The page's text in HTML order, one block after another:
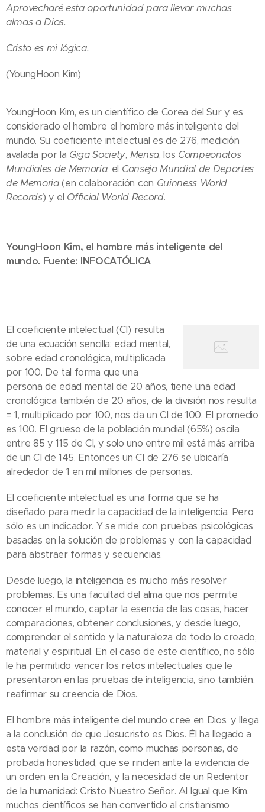
Aprovecharé esta oportunidad para llevar muchas
almas a Dios.
Cristo es mi lógica.
(YoungHoon Kim)
YoungHoon Kim, es un científico de Corea del Sur y es
considerado el hombre el hombre más inteligente del
mundo. Su coeficiente intelectual es de 276, medición
avalada por la Giga Society, Mensa, los Campeonatos
Mundiales de Memoria, el Consejo Mundial de Deportes
de Memoria(en colaboración con Guinness World
Records) y el Official World Record.
YoungHoon Kim, el hombre más inteligente del
mundo. Fuente: INFOCATÓLICA
El coeficiente intelectual (CI) resulta
de una ecuación sencilla: edad mental,
sobre edad cronológica, multiplicada
por 100. De tal forma que una
persona de edad mental de 20 años, tiene una edad
cronológica también de 20 años, de la división nos resulta
= 1, multiplicado por 100, nos da un CI de 100. El promedio
es 100. El grueso de la población mundial (65%) oscila
entre 85 y 115 de CI, y solo uno entre mil está más arriba
de un CI de 145. Entonces un CI de 276 se ubicaría
alrededor de 1 en mil millones de personas.
El coeficiente intelectual es una forma que se ha
diseñado para medir la capacidad de la inteligencia. Pero
sólo es un indicador. Y se mide con pruebas psicológicas
basadas en la solución de problemas y con la capacidad
para abstraer formas y secuencias.
Desde luego, la inteligencia es mucho más resolver
problemas. Es una facultad del alma que nos permite
conocer el mundo, captar la esencia de las cosas, hacer
comparaciones, obtener conclusiones, y desde luego,
comprender el sentido y la naturaleza de todo lo creado,
material y espiritual. En el caso de este científico, no sólo
le ha permitido vencer los retos intelectuales que le
presentaron en las pruebas de inteligencia, sino también,
reafirmar su creencia de Dios.
El hombre más inteligente del mundo cree en Dios, y llega
a la conclusión de que Jesucristo es Dios. Él ha llegado a
esta verdad por la razón, como muchas personas, de
probada honestidad, que se rinden ante la evidencia de
un orden en la Creación, y la necesidad de un Redentor
de la humanidad: Cristo Nuestro Señor. Al Igual que Kim,
muchos científicos se han convertido al cristianismo